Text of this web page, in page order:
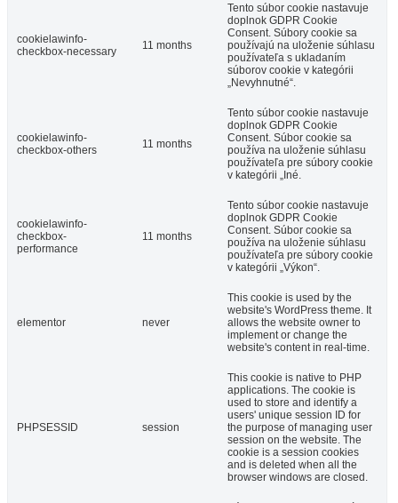
cookielawinfo-
checkbox-necessary
11 months
Tento súbor cookie nastavuje
doplnok GDPR Cookie
Consent. Súbory cookie sa
používajú na uloženie súhlasu
používateľa s ukladaním
súborov cookie v kategórii
„Nevyhnutné“.
cookielawinfo-
checkbox-others
11 months
Tento súbor cookie nastavuje
doplnok GDPR Cookie
Consent. Súbor cookie sa
používa na uloženie súhlasu
používateľa pre súbory cookie
v kategórii „Iné.
cookielawinfo-
checkbox-
performance
11 months
Tento súbor cookie nastavuje
doplnok GDPR Cookie
Consent. Súbor cookie sa
používa na uloženie súhlasu
používateľa pre súbory cookie
v kategórii „Výkon“.
elementor never
This cookie is used by the
website's WordPress theme. It
allows the website owner to
implement or change the
website's content in real-time.
PHPSESSID session
This cookie is native to PHP
applications. The cookie is
used to store and identify a
users' unique session ID for
the purpose of managing user
session on the website. The
cookie is a session cookies
and is deleted when all the
browser windows are closed.